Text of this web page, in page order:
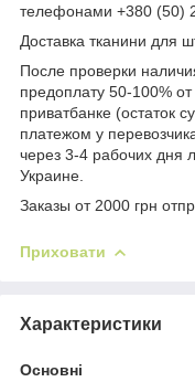
телефонами +380 (50)
Доставка тканини для
После проверки
предоплату 50-100%
приватбанке (остаток
платежом у
через 3-4 рабочих дня
Украине.
Заказы от 2000 грн
Приховати
Характеристики
Основні